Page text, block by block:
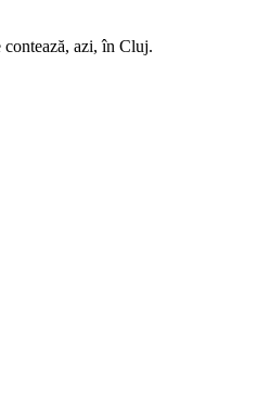
azi, în Cluj.